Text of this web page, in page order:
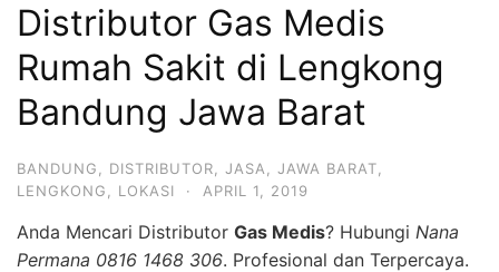
Distributor Gas Medis
Rumah Sakit di Lengkong
Bandung Jawa Barat
BANDUNG DISTRIBUTOR JASA JAWA BARAT
LENGKONG
LOKASI · APRIL 1, 2019
Anda Mencari Distributor Gas Medis? Hubungi Nana
Permana 0816 1468 306. Profesional dan Terpercaya.